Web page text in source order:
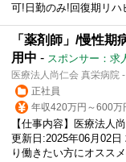
可!日勤のみ!回復期リハ
「薬剤師」/慢性
用中 - スポンサー：求
医療法人尚仁会 真栄病院
正社員
年収420万円～600万
【仕事内容】医療法人
更新日:2025年06月02
り働きたい方にオスス